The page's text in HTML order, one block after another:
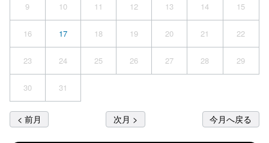
9 10 11 12 13 14 15
16 17 18 19 20 21 22
23 24 25 26 27 28 29
30 31
< 前月 次月 > 今月へ戻る